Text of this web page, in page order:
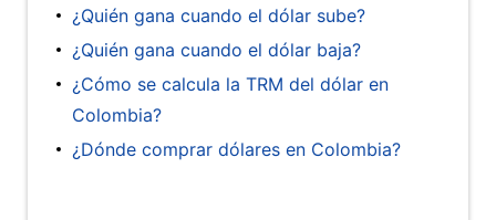
¿Quién gana cuando el dólar sube?
¿Quién gana cuando el dólar baja?
¿Cómo se calcula la TRM del dólar en
Colombia?
¿Dónde comprar dólares en Colombia?